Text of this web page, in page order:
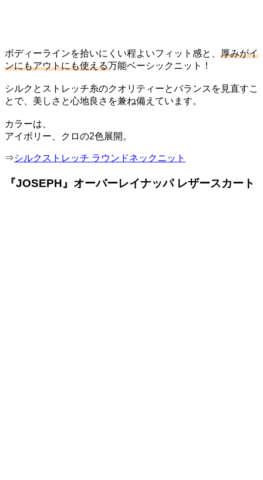
ボディーラインを拾いにくい程よいフィット感と、 厚みがイ
ンにもアウトにも使える万能ベーシックニット！
シルクとストレッチ糸のクオリティーとバランスを見直すこ
とで、美しさと心地良さを兼ね備えています。
カラーは、
アイボリー、クロの2色展開。
⇒シルクストレッチ ラウンドネックニット
『JOSEPH』オーバーレイナッパ レザースカート